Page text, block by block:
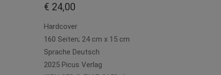
€ 24,00
Hardcover
160 Seiten; 24 cm x 15 cm
Sprache Deutsch
2025 Picus Verlag